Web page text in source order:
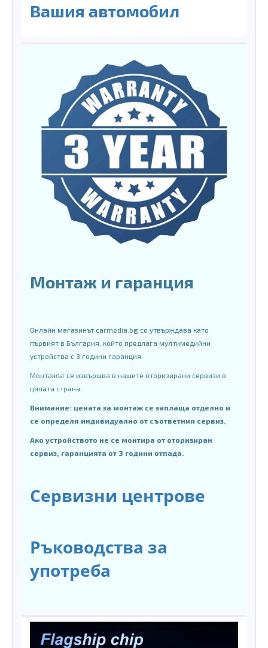
Вашия автомобил
Монтаж и гаранция
Онлайн магазинът carmedia.bg се утвърждава като
първият в България, който предлага мултимедийни
устройства с 3 години гаранция.
Монтажът се извършва в нашите оторизирани сервизи в
цялата страна.
Внимание: цената за монтаж се заплаща отделно и
се определя индивидуално от съответния сервиз.
Ако устройството не се монтира от оторизиран
сервиз, гаранцията от 3 години отпада.
Сервизни центрове
Ръководства за
употреба